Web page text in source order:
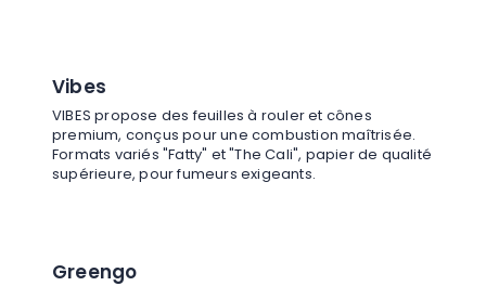
Vibes
VIBES propose des feuilles à rouler et cônes
premium, conçus pour une combustion maîtrisée.
Formats variés "Fatty" et "The Cali", papier de qualité
supérieure, pour fumeurs exigeants.
Greengo